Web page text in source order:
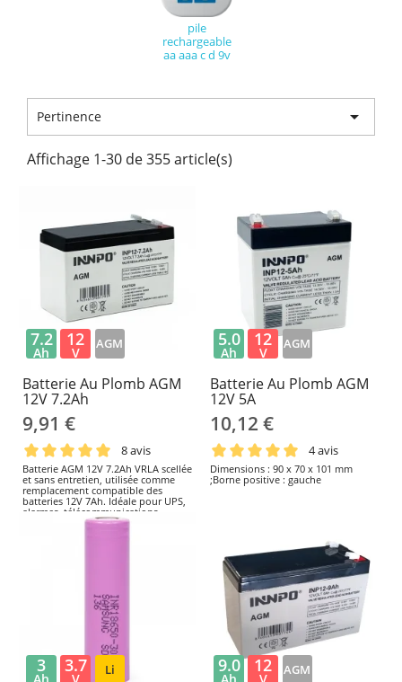
pile
rechargeable
aa aaa c d 9v
Pertinence 
Affichage 1-30 de 355 article(s)
Batterie Au Plomb AGM
12V 7.2Ah
9,91 €
8 avis
Batterie AGM 12V 7.2Ah VRLA scellée
et sans entretien, utilisée comme
remplacement compatible des
batteries 12V 7Ah. Idéale pour UPS,
alarmes, télécommunications,
éclairage de secours et backup
7.2
Ah
12
V
AGM
Batterie Au Plomb AGM
12V 5A
10,12 €
4 avis
Dimensions : 90 x 70 x 101 mm
;Borne positive : gauche
5.0
Ah
12
V
AGM
3 3.7 Li 9.0 12 AGM